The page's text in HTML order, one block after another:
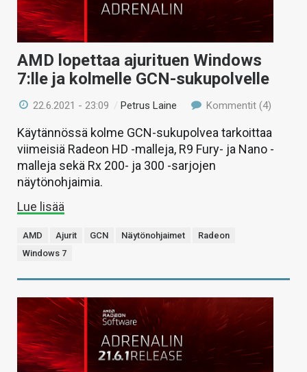
AMD lopettaa ajurituen Windows
7:lle ja kolmelle GCN-sukupolvelle
22.6.2021 - 23:09 / Petrus Laine Kommentit (4)
Käytännössä kolme GCN-sukupolvea tarkoittaa
viimeisiä Radeon HD -malleja, R9 Fury- ja Nano -
malleja sekä Rx 200- ja 300 -sarjojen
näytönohjaimia.
Lue lisää
AMD Ajurit GCN Näytönohjaimet
Radeon
Windows 7